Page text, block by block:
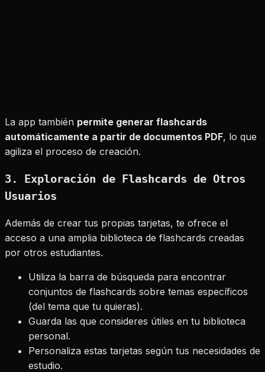
La app también permite generar flashcards
automáticamente a partir de documentos PDF, lo que
agiliza el proceso de creación.
3. Exploración de Flashcards de Otros
Usuarios
Además de crear tus propias tarjetas, te ofrece el
acceso a una amplia biblioteca de flashcards creadas
por otros estudiantes.
Utiliza la barra de búsqueda para encontrar
conjuntos de flashcards sobre temas específicos
(del tema que tu quieras).
Guarda las que consideres útiles en tu biblioteca
personal.
Personaliza estas tarjetas según tus necesidades de
estudio.